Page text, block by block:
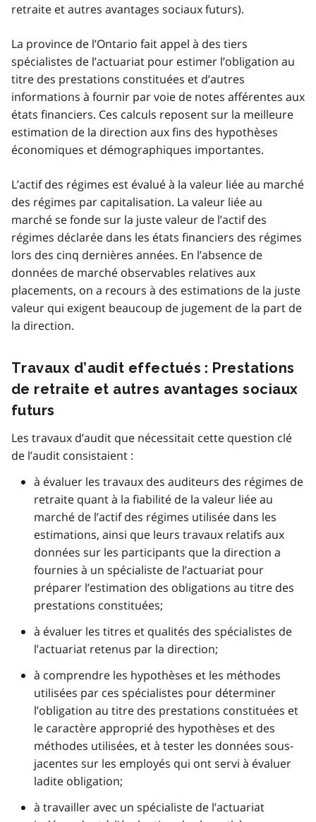
retraite et autres avantages sociaux futurs).
La province de l’Ontario fait appel à des tiers
spécialistes de l’actuariat pour estimer l’obligation au
titre des prestations constituées et d’autres
informations à fournir par voie de notes afférentes aux
états financiers. Ces calculs reposent sur la meilleure
estimation de la direction aux fins des hypothèses
économiques et démographiques importantes.
L’actif des régimes est évalué à la valeur liée au marché
des régimes par capitalisation. La valeur liée au
marché se fonde sur la juste valeur de l’actif des
régimes déclarée dans les états financiers des régimes
lors des cinq dernières années. En l’absence de
données de marché observables relatives aux
placements, on a recours à des estimations de la juste
valeur qui exigent beaucoup de jugement de la part de
la direction.
Travaux d’audit effectués : Prestations
de retraite et autres avantages sociaux
futurs
Les travaux d’audit que nécessitait cette question clé
de l’audit consistaient :
à évaluer les travaux des auditeurs des régimes de
retraite quant à la fiabilité de la valeur liée au
marché de l’actif des régimes utilisée dans les
estimations, ainsi que leurs travaux relatifs aux
données sur les participants que la direction a
fournies à un spécialiste de l’actuariat pour
préparer l’estimation des obligations au titre des
prestations constituées;
à évaluer les titres et qualités des spécialistes de
l’actuariat retenus par la direction;
à comprendre les hypothèses et les méthodes
utilisées par ces spécialistes pour déterminer
l’obligation au titre des prestations constituées et
le caractère approprié des hypothèses et des
méthodes utilisées, et à tester les données sous-
jacentes sur les employés qui ont servi à évaluer
ladite obligation;
à travailler avec un spécialiste de l’actuariat